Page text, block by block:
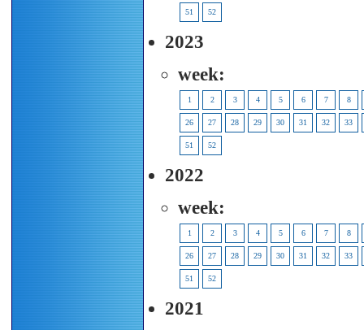
51 52
2023
week:
1 2 3 4 5 6 7 8
26 27 28 29 30 31 32 33
51 52
2022
week:
1 2 3 4 5 6 7 8
26 27 28 29 30 31 32 33
51 52
2021